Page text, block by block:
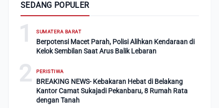
SEDANG POPULER
1 SUMATERA BARAT
Berpotensi Macet Parah, Polisi Alihkan Kendaraan di
Kelok Sembilan Saat Arus Balik Lebaran
2 PERISTIWA
BREAKING NEWS- Kebakaran Hebat di Belakang
Kantor Camat Sukajadi Pekanbaru, 8 Rumah Rata
dengan Tanah